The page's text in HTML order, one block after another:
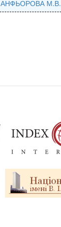
АНФЬОРОВА М.В.